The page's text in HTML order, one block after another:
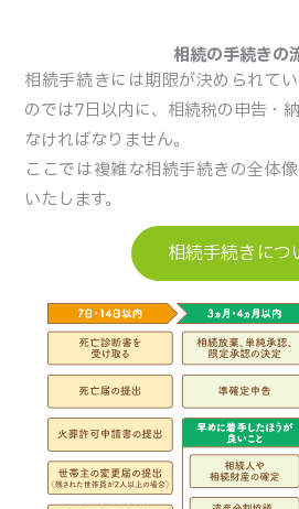
相続の手続きの
相続手続きには期限が決められて
のでは7日以内に、相続税の申告・
なければなりません。
ここでは複雑な相続手続きの全体
いたします。
相続手続きにつ